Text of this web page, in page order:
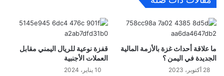
ما علاقة أحداث غزة بالأزمة المالية
الجديدة في اليمن ؟
28 أكتوبر، 2023
قفزة نوعية للريال اليمني مقابل
العملات الأجنبية
10 يناير، 2024